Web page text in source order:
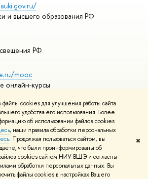
cookies для улучшения работы сайта
удобства его использования. Более
об использовании файлов cookies
, наши правила обработки персональных
. Продолжая пользоваться сайтом, вы
что были проинформированы об
cookies сайтом НИУ ВШЭ и согласны
обработки персональных данных. Вы
файлы cookies в настройках Вашего
✖
и высшего образования РФ
РФ
mooc
онлайн-курсы
Адреса и контакты
материалов
технологий в НИУ ВШЭ